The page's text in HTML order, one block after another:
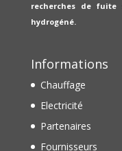
recherches de fuite
hydrogéné.
Informations
Chauffage
Electricité
Partenaires
Fournisseurs